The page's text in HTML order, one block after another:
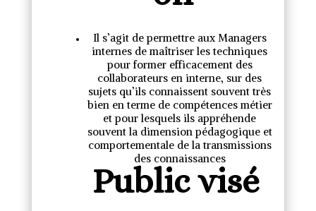
Il s’agit de permettre aux Managers
internes de maîtriser les techniques
pour former efficacement des
collaborateurs en interne, sur des
sujets qu’ils connaissent souvent très
bien en terme de compétences métier
et pour lesquels ils appréhende
souvent la dimension pédagogique et
comportementale de la transmissions
des connaissances
Public visé